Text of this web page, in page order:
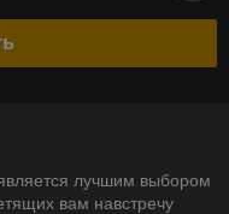
лучшим выбором
вам навстречу